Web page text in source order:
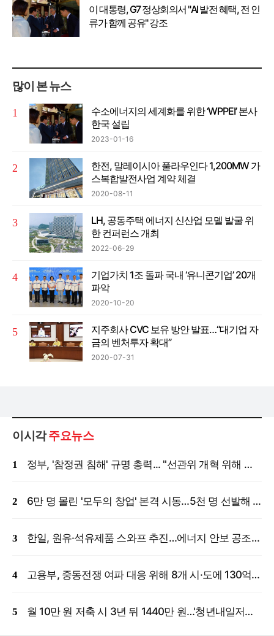
이 대통령, G7 정상회의서 "AI 발전 혜택, 전 인
류가 함께 공유" 강조
많이 본 뉴스
수소에너지의 세계화를 위한 ‘WPPEI’ 본사
한국 설립
2023-01-16
한전, 말레이시아 풀라우인다 1,200MW 가
스복합발전사업 계약 체결
2020-08-11
LH, 공동주택 에너지 신산업 모델 발굴 위
한 컨퍼런스 개최
2022-06-29
기업가치 1조 돌파 국내 ‘유니콘기업’ 20개
파악
2020-10-20
지주회사 CVC 보유 방안 발표…“대기업 자
금의 벤처투자 확대”
2020-07-31
이시각주요뉴스
정부, '참정권 침해' 규명 총력... "선관위 개혁 위해 국정조사 등 모든 조치"
6만 명 몰린 '모두의 창업' 본격 시동…5천 명 선발해 밀착 지원
한일, 원유·석유제품 스와프 추진…에너지 안보 공조 강화
고용부, 중동전쟁 여파 대응 위해 8개 시·도에 130억 원 긴급 투입
월 10만 원 저축 시 3년 뒤 1440만 원…'청년내일저축계좌' 신규 모집